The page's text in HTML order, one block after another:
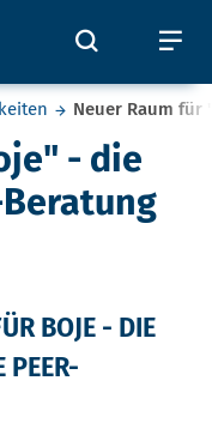
Öffnet
Neuer Raum für
- die
BOJE - DIE
PEER-